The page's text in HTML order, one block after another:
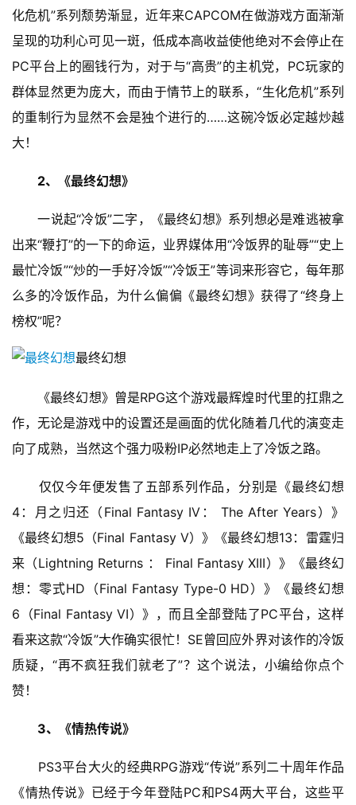
化危机”系列颓势渐显，近年来CAPCOM在做游戏方面渐渐
呈现的功利心可见一斑，低成本高收益使他绝对不会停止在
PC平台上的圈钱行为，对于与“高贵”的主机党，PC玩家的
群体显然更为庞大，而由于情节上的联系，“生化危机”系列
的重制行为显然不会是独个进行的……这碗冷饭必定越炒越
大！
2、《最终幻想》
一说起“冷饭”二字，《最终幻想》系列想必是难逃被拿
出来“鞭打”的一下的命运，业界媒体用“冷饭界的耻辱”“史上
最忙冷饭”“炒的一手好冷饭”“冷饭王”等词来形容它，每年那
么多的冷饭作品，为什么偏偏《最终幻想》获得了“终身上
榜权”呢？
最终幻想
《最终幻想》曾是RPG这个游戏最辉煌时代里的扛鼎之
作，无论是游戏中的设置还是画面的优化随着几代的演变走
向了成熟，当然这个强力吸粉IP必然地走上了冷饭之路。
仅仅今年便发售了五部系列作品，分别是《最终幻想
4：月之归还（Final Fantasy IV： The After Years）》
《最终幻想5（Final Fantasy V）》《最终幻想13：雷霆归
来（Lightning Returns ： Final Fantasy XIII）》《最终幻
想：零式HD（Final Fantasy Type-0 HD）》《最终幻想
6（Final Fantasy VI）》，而且全部登陆了PC平台，这样
看来这款“冷饭”大作确实很忙！SE曾回应外界对该作的冷饭
质疑，“再不疯狂我们就老了”？这个说法，小编给你点个
赞！
3、《情热传说》
PS3平台大火的经典RPG游戏“传说”系列二十周年作品
《情热传说》已经于今年登陆PC和PS4两大平台，这些平